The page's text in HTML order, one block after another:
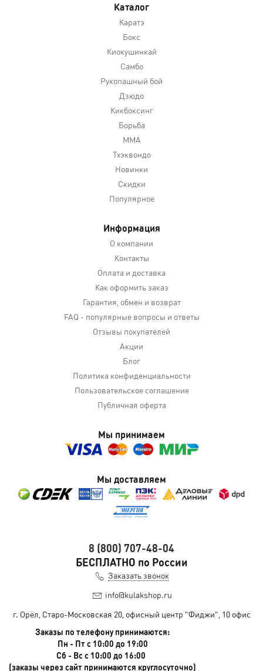
Каталог
Каратэ
Бокс
Киокушинкай
Самбо
Рукопашный бой
Дзюдо
Кикбоксинг
Борьба
MMA
Тхэквондо
Новинки
Скидки
Популярное
Информация
О компании
Контакты
Оплата и доставка
Как оформить заказ
Гарантия, обмен и возврат
FAQ - популярные вопросы и ответы
Отзывы покупателей
Акции
Блог
Политика конфиденциальности
Пользовательское соглашение
Публичная оферта
Мы принимаем
Мы доставляем
8 (800) 707-48-04
БЕСПЛАТНО по России
Заказать звонок
info@kulakshop.ru
г. Орёл, Старо-Московская 20, офисный центр "Фиджи", 10 офис
Заказы по телефону принимаются:
Пн - Пт с 10:00 до 19:00
Сб - Вс с 10:00 до 16:00
(заказы через сайт принимаются круглосуточно)